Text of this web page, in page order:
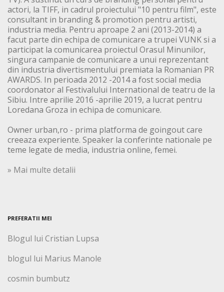
actori, la TIFF, in cadrul proiectului "10 pentru film", este
consultant in branding & promotion pentru artisti,
industria media. Pentru aproape 2 ani (2013-2014) a
facut parte din echipa de comunicare a trupei VUNK si a
participat la comunicarea proiectul Orasul Minunilor,
singura campanie de comunicare a unui reprezentant
din industria divertismentului premiata la Romanian PR
AWARDS. In perioada 2012 -2014 a fost social media
coordonator al Festivalului International de teatru de la
Sibiu. Intre aprilie 2016 -aprilie 2019, a lucrat pentru
Loredana Groza in echipa de comunicare.
Owner urban,ro - prima platforma de goingout care
creeaza experiente. Speaker la conferinte nationale pe
teme legate de media, industria online, femei.
» Mai multe detalii
PREFERATII MEI
Blogul lui Cristian Lupsa
blogul lui Marius Manole
cosmin bumbutz